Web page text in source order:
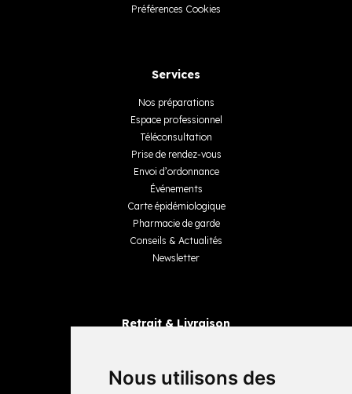
Nous utilisons des
Préférences Cookies
Services
Nos préparations
Espace professionnel
Téléconsultation
Prise de rendez-vous
Envoi d’ordonnance
Événements
Carte épidémiologique
Pharmacie de garde
Conseils & Actualités
Newsletter
Retrait & Livraison
Livraisons